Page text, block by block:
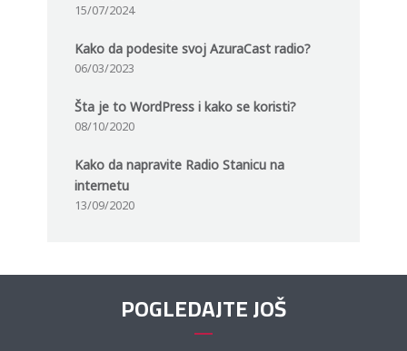
15/07/2024
Kako da podesite svoj AzuraCast radio?
06/03/2023
Šta je to WordPress i kako se koristi?
08/10/2020
Kako da napravite Radio Stanicu na
internetu
13/09/2020
POGLEDAJTE JOŠ